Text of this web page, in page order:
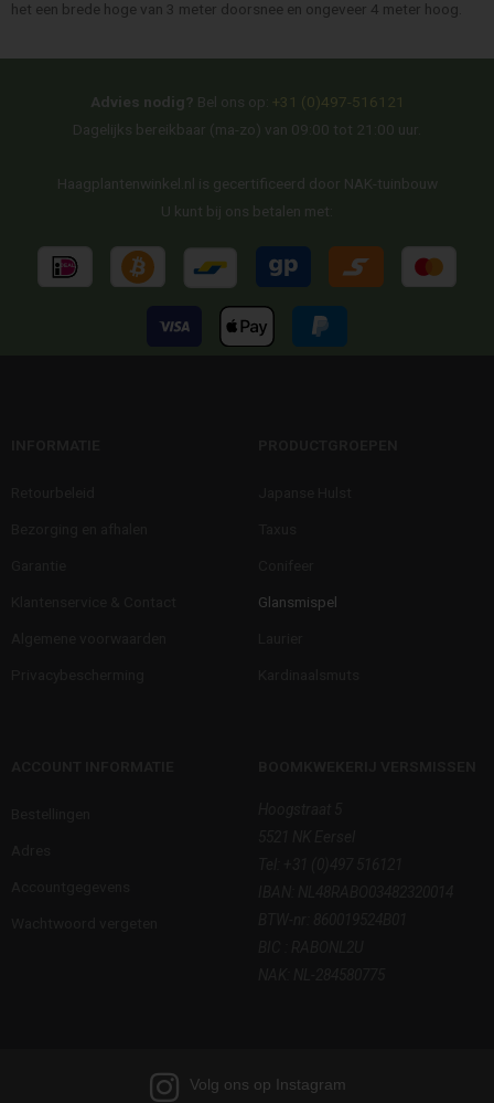
het een brede hoge van 3 meter doorsnee en ongeveer 4 meter hoog.
Advies nodig? Bel ons op: +31 (0)497-516121
Dagelijks bereikbaar (ma-zo) van 09:00 tot 21:00 uur.
Haagplantenwinkel.nl is gecertificeerd door NAK-tuinbouw
U kunt bij ons betalen met:
Glansmispel
Volg ons op Instagram